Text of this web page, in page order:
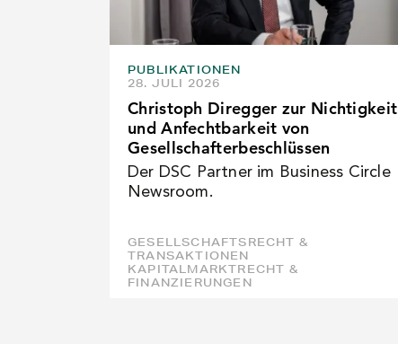
PUBLIKATIONEN
28. JULI 2026
Christoph Diregger zur Nichtigkeit
und Anfechtbarkeit von
Gesellschafterbeschlüssen
Der DSC Partner im Business Circle
Newsroom.
GESELLSCHAFTSRECHT &
TRANSAKTIONEN
KAPITALMARKTRECHT &
FINANZIERUNGEN